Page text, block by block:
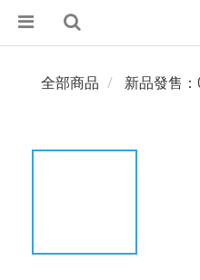
全部商品 新品發售